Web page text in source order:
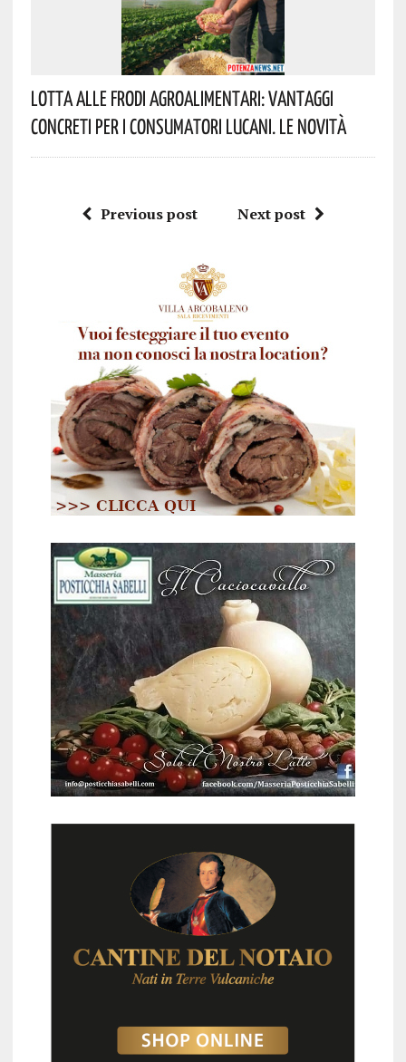
Lotta Alle Frodi Agroalimentari: Vantaggi
Concreti Per I Consumatori Lucani. Le Novità
Previous post Next post